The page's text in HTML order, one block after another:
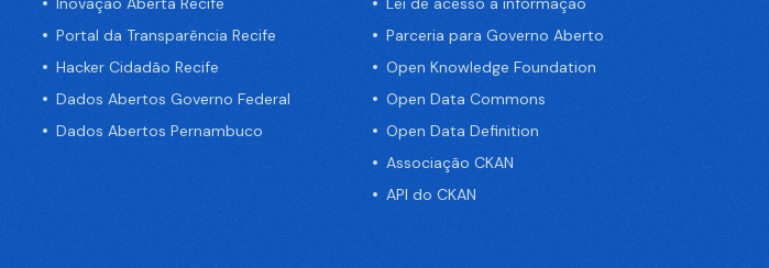
Portal da Transparência Recife
Hacker Cidadão Recife
Dados Abertos Governo Federal
Dados Abertos Pernambuco
Parceria para Governo Aberto
Open Knowledge Foundation
Open Data Commons
Open Data Definition
Associação CKAN
API do CKAN